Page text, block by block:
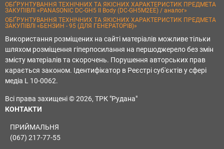
ОБҐРУНТУВАННЯ ТЕХНІЧНИХ ТА ЯКІСНИХ ХАРАКТЕРИСТИК ПРЕДМЕТА
ЗАКУПІВЛІ «PANASONIC DC-GH5 II Body (DC-GH5M2EE) / аналог»
ОБҐРУНТУВАННЯ ТЕХНІЧНИХ ТА ЯКІСНИХ ХАРАКТЕРИСТИК ПРЕДМЕТА
ЗАКУПІВЛІ «БЕНЗИН - 95 (ДЛЯ ГЕНЕРАТОРІВ)»
Використання розміщених на сайті матеріалів можливе тільки
шляхом розміщення гіперпосилання на першоджерело без змін
змісту матеріалів та скорочень. Порушення авторських прав
карається законом. Ідентифікатор в Реєстрі суб'єктів у сфері
медіа L 10-0062.
Всі права захищені © 2026, ТРК "Рудана"
КОНТАКТИ
ПРИЙМАЛЬНЯ
(067) 217-77-55